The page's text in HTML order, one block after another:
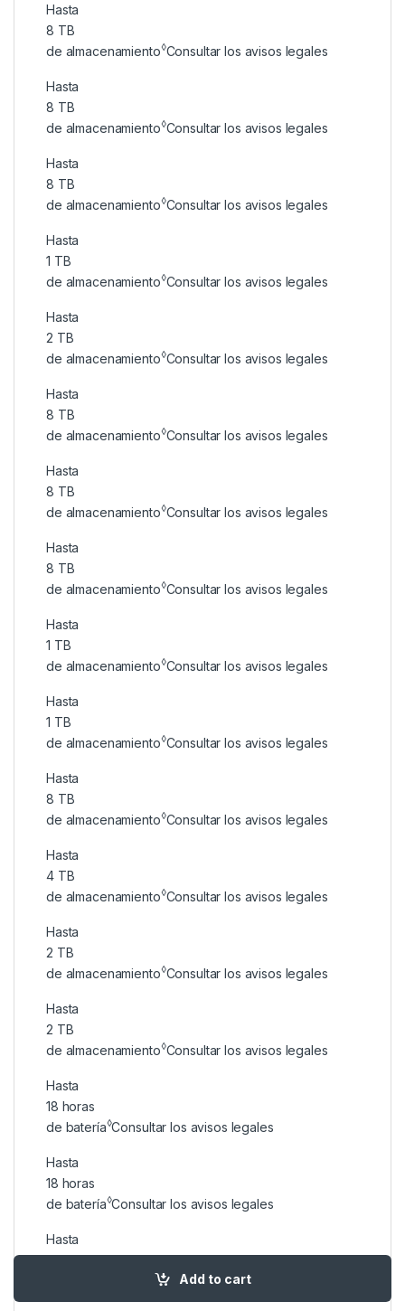
Add to cart
Hasta
8 TB
de almacenamiento◊Consultar los avisos legales
Hasta
8 TB
de almacenamiento◊Consultar los avisos legales
Hasta
8 TB
de almacenamiento◊Consultar los avisos legales
Hasta
1 TB
de almacenamiento◊Consultar los avisos legales
Hasta
2 TB
de almacenamiento◊Consultar los avisos legales
Hasta
8 TB
de almacenamiento◊Consultar los avisos legales
Hasta
8 TB
de almacenamiento◊Consultar los avisos legales
Hasta
8 TB
de almacenamiento◊Consultar los avisos legales
Hasta
1 TB
de almacenamiento◊Consultar los avisos legales
Hasta
1 TB
de almacenamiento◊Consultar los avisos legales
Hasta
8 TB
de almacenamiento◊Consultar los avisos legales
Hasta
4 TB
de almacenamiento◊Consultar los avisos legales
Hasta
2 TB
de almacenamiento◊Consultar los avisos legales
Hasta
2 TB
de almacenamiento◊Consultar los avisos legales
Hasta
18 horas
de batería◊Consultar los avisos legales
Hasta
18 horas
de batería◊Consultar los avisos legales
Hasta
20 horas
Consultar los avisos legales